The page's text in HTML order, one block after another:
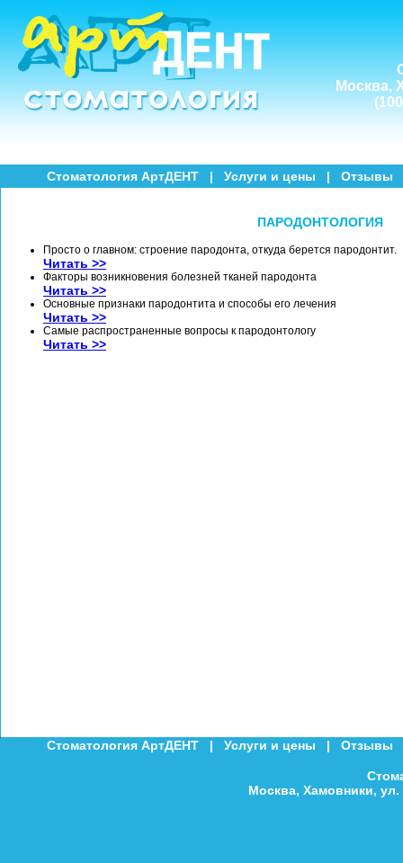
Москва,
Стоматология АртДЕНТ | Услуги и цены | Отзывы
ПАРОДОНТОЛОГИЯ
Просто о главном: строение пародонта, откуда берется пародонтит.
Читать >>
Факторы возникновения болезней тканей пародонта
Читать >>
Основные признаки пародонтита и способы его лечения
Читать >>
Самые распространенные вопросы к пародонтологу
Читать >>
Стоматология АртДЕНТ | Услуги и цены | Отзывы
Москва, Хамовники,